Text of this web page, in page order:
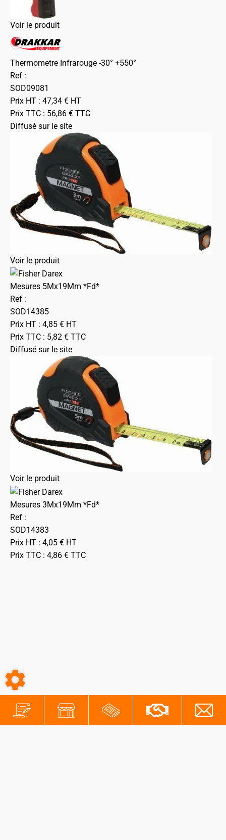
Voir le produit
Thermometre Infrarouge -30° +550°
Ref :
SOD09081
Prix HT : 47,34 € HT
Prix TTC : 56,86 € TTC
Diffusé sur le site
Voir le produit
Mesures 5Mx19Mm *Fd*
Ref :
SOD14385
Prix HT : 4,85 € HT
Prix TTC : 5,82 € TTC
Diffusé sur le site
Voir le produit
Mesures 3Mx19Mm *Fd*
Ref :
SOD14383
Prix HT : 4,05 € HT
Prix TTC : 4,86 € TTC